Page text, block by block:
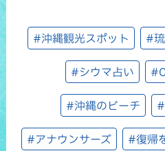
#沖縄観光スポット #
#シウマ占い
#沖縄のビーチ
#アナウンサーズ #復帰